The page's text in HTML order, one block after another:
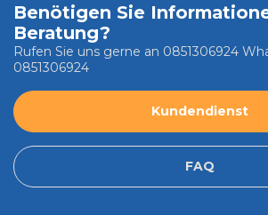
Benötigen Sie
Beratung?
Rufen Sie uns gerne an 0851306924
0851306924
Kundendienst
FAQ